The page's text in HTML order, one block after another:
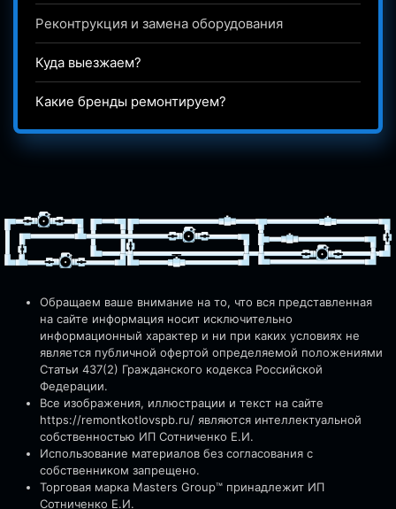
Реконтрукция и замена оборудования
Куда выезжаем?
Какие бренды ремонтируем?
Обращаем ваше внимание на то, что вся представленная
на сайте информация носит исключительно
информационный характер и ни при каких условиях не
является публичной офертой определяемой положениями
Статьи 437(2) Гражданского кодекса Российской
Федерации.
Все изображения, иллюстрации и текст на сайте
https://remontkotlovspb.ru/ являются интеллектуальной
собственностью ИП Сотниченко Е.И.
Использование материалов без согласования с
собственником запрещено.
Торговая марка Masters Group™ принадлежит ИП
Сотниченко Е.И.